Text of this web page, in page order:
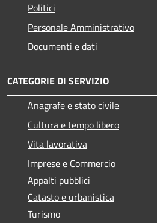
Politici
Personale Amministrativo
Documenti e dati
CATEGORIE DI SERVIZIO
Anagrafe e stato civile
Cultura e tempo libero
Vita lavorativa
Imprese e Commercio
Appalti pubblici
Catasto e urbanistica
Turismo